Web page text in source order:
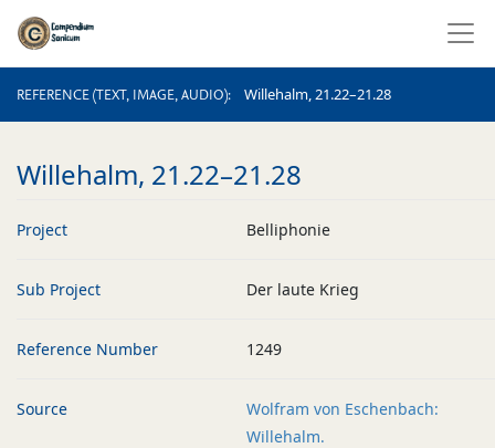
REFERENCE (TEXT, IMAGE, AUDIO) Willehalm, 21.22–21.28
REFERENCE (TEXT, IMAGE, AUDIO)
Willehalm, 21.22–21.28
Project Belliphonie
Sub Project Der laute Krieg
Reference Number 1249
Source
Wolfram von Eschenbach:
Willehalm.